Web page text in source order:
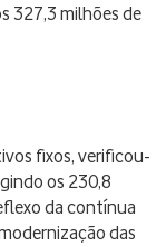
327,3 milhões de
fixos, verificou-
os 230,8
da contínua
das